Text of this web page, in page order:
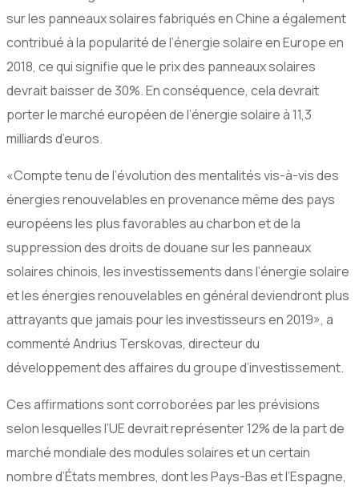
sur les panneaux solaires fabriqués en Chine a également
contribué à la popularité de l’énergie solaire en Europe en
2018, ce qui signifie que le prix des panneaux solaires
devrait baisser de 30%. En conséquence, cela devrait
porter le marché européen de l’énergie solaire à 11,3
milliards d’euros.
«Compte tenu de l’évolution des mentalités vis-à-vis des
énergies renouvelables en provenance même des pays
européens les plus favorables au charbon et de la
suppression des droits de douane sur les panneaux
solaires chinois, les investissements dans l’énergie solaire
et les énergies renouvelables en général deviendront plus
attrayants que jamais pour les investisseurs en 2019», a
commenté Andrius Terskovas, directeur du
développement des affaires du groupe d’investissement.
Ces affirmations sont corroborées par les prévisions
selon lesquelles l’UE devrait représenter 12% de la part de
marché mondiale des modules solaires et un certain
nombre d’États membres, dont les Pays-Bas et l’Espagne,